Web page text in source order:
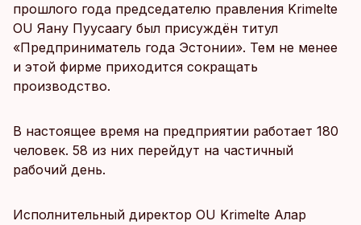
прошлого года председателю правления Krimelte
OU Яану Пуусаагу был присуждён титул
«Предприниматель года Эстонии». Тем не менее
и этой фирме приходится сокращать
производство.
В настоящее время на предприятии работает 180
человек. 58 из них перейдут на частичный
рабочий день.
Исполнительный директор OU Krimelte Алар